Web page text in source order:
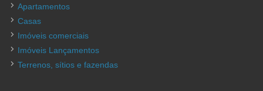
Apartamentos
Casas
Imóveis comerciais
Imóveis Lançamentos
Terrenos, sítios e fazendas